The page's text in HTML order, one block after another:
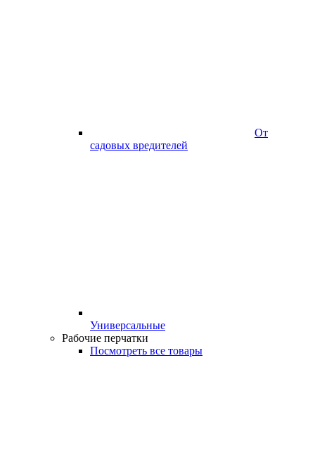
От
садовых вредителей
Универсальные
Рабочие перчатки
Посмотреть все товары